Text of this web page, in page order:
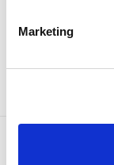
Marketing